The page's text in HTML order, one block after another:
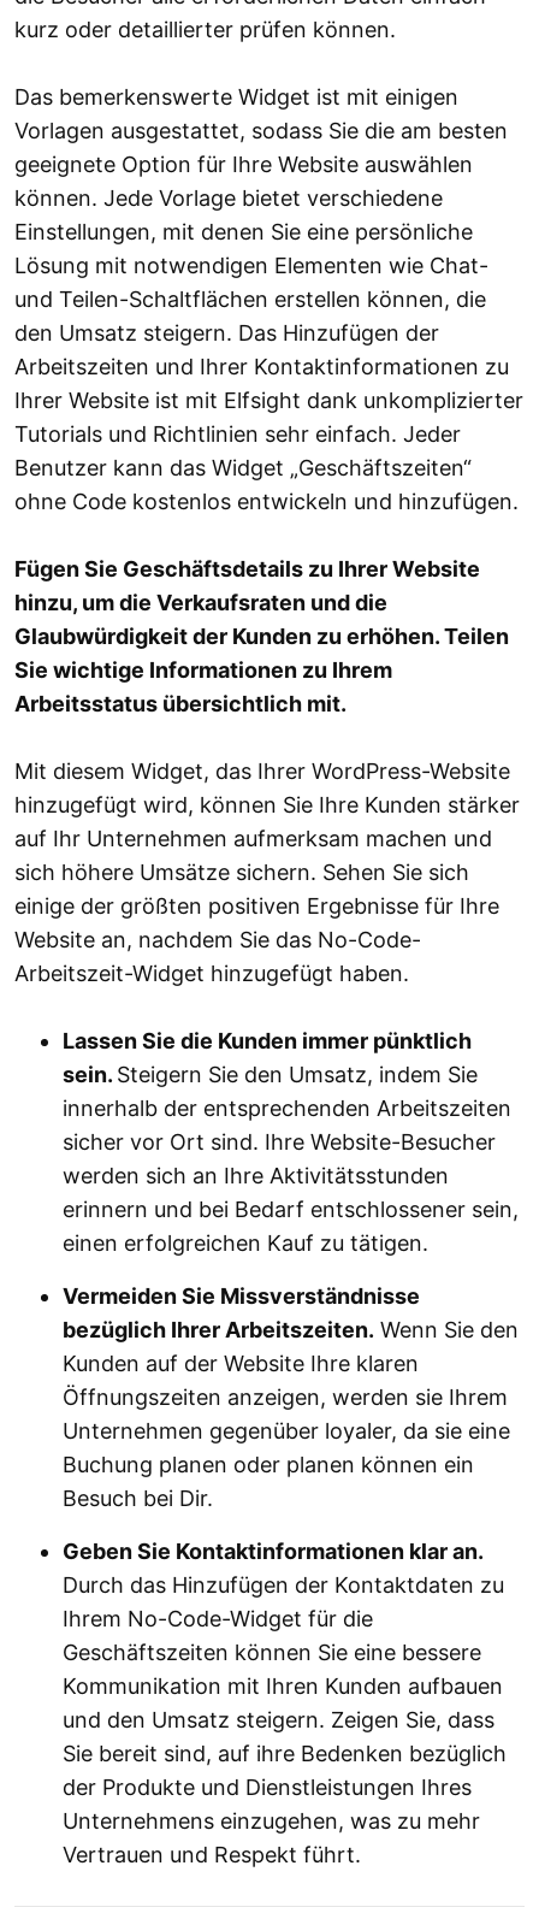
kurz oder detaillierter prüfen können.
Das bemerkenswerte Widget ist mit einigen
Vorlagen ausgestattet, sodass Sie die am besten
geeignete Option für Ihre Website auswählen
können. Jede Vorlage bietet verschiedene
Einstellungen, mit denen Sie eine persönliche
Lösung mit notwendigen Elementen wie Chat-
und Teilen-Schaltflächen erstellen können, die
den Umsatz steigern. Das Hinzufügen der
Arbeitszeiten und Ihrer Kontaktinformationen zu
Ihrer Website ist mit Elfsight dank unkomplizierter
Tutorials und Richtlinien sehr einfach. Jeder
Benutzer kann das Widget „Geschäftszeiten“
ohne Code kostenlos entwickeln und hinzufügen.
Fügen Sie Geschäftsdetails zu Ihrer Website
hinzu, um die Verkaufsraten und die
Glaubwürdigkeit der Kunden zu erhöhen. Teilen
Sie wichtige Informationen zu Ihrem
Arbeitsstatus übersichtlich mit.
Mit diesem Widget, das Ihrer WordPress-Website
hinzugefügt wird, können Sie Ihre Kunden stärker
auf Ihr Unternehmen aufmerksam machen und
sich höhere Umsätze sichern. Sehen Sie sich
einige der größten positiven Ergebnisse für Ihre
Website an, nachdem Sie das No-Code-
Arbeitszeit-Widget hinzugefügt haben.
Lassen Sie die Kunden immer pünktlich
sein. Steigern Sie den Umsatz, indem Sie
innerhalb der entsprechenden Arbeitszeiten
sicher vor Ort sind. Ihre Website-Besucher
werden sich an Ihre Aktivitätsstunden
erinnern und bei Bedarf entschlossener sein,
einen erfolgreichen Kauf zu tätigen.
Vermeiden Sie Missverständnisse
bezüglich Ihrer Arbeitszeiten. Wenn Sie den
Kunden auf der Website Ihre klaren
Öffnungszeiten anzeigen, werden sie Ihrem
Unternehmen gegenüber loyaler, da sie eine
Buchung planen oder planen können ein
Besuch bei Dir.
Geben Sie Kontaktinformationen klar an.
Durch das Hinzufügen der Kontaktdaten zu
Ihrem No-Code-Widget für die
Geschäftszeiten können Sie eine bessere
Kommunikation mit Ihren Kunden aufbauen
und den Umsatz steigern. Zeigen Sie, dass
Sie bereit sind, auf ihre Bedenken bezüglich
der Produkte und Dienstleistungen Ihres
Unternehmens einzugehen, was zu mehr
Vertrauen und Respekt führt.